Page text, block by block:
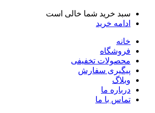
سبد خرید شما خالی است
ادامه خرید
خانه
فروشگاه
محصولات تخفیفی
پیگیری سفارش
وبلاگ
درباره ما
تماس با ما